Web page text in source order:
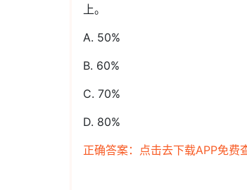
上。
A. 50%
B. 60%
C. 70%
D. 80%
正确答案：点击去下载APP免